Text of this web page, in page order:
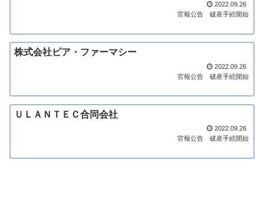
2022.09.26
官報公告
破産手続開始
株式会社ピア・ファーマシー
2022.09.26
官報公告
破産手続開始
ＵＬＡＮＴＥＣ合同会社
2022.09.26
官報公告
破産手続開始